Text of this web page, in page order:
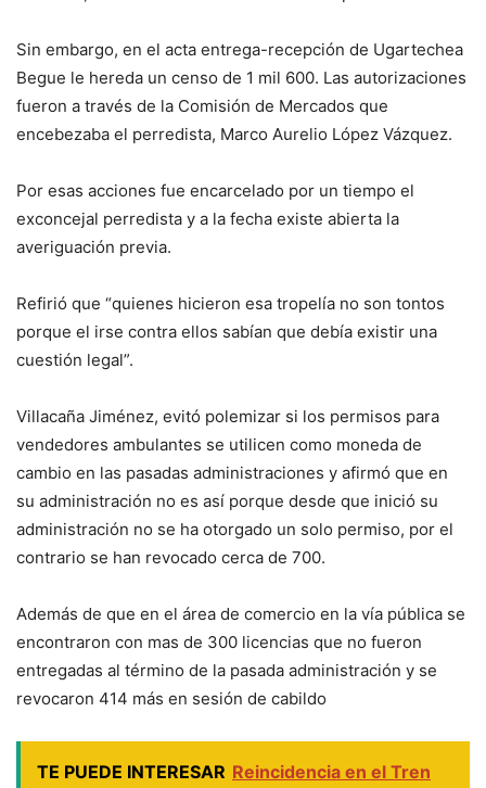
Sin embargo, en el acta entrega-recepción de Ugartechea
Begue le hereda un censo de 1 mil 600. Las autorizaciones
fueron a través de la Comisión de Mercados que
encebezaba el perredista, Marco Aurelio López Vázquez.
Por esas acciones fue encarcelado por un tiempo el
exconcejal perredista y a la fecha existe abierta la
averiguación previa.
Refirió que “quienes hicieron esa tropelía no son tontos
porque el irse contra ellos sabían que debía existir una
cuestión legal”.
Villacaña Jiménez, evitó polemizar si los permisos para
vendedores ambulantes se utilicen como moneda de
cambio en las pasadas administraciones y afirmó que en
su administración no es así porque desde que inició su
administración no se ha otorgado un solo permiso, por el
contrario se han revocado cerca de 700.
Además de que en el área de comercio en la vía pública se
encontraron con mas de 300 licencias que no fueron
entregadas al término de la pasada administración y se
revocaron 414 más en sesión de cabildo
TE PUEDE INTERESAR Reincidencia en el Tren